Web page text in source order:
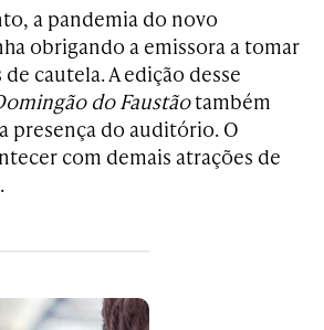
a pandemia do novo
obrigando a emissora a tomar
cautela. A edição desse
do Faustãotambém
presença do auditório. O
com demais atrações de